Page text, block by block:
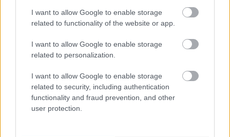
I want to allow Google to enable storage
related to functionality of the website or app.
I want to allow Google to enable storage
related to personalization.
I want to allow Google to enable storage
related to security, including authentication
functionality and fraud prevention, and other
user protection.
Egyetlen, fél évszázados vezetéken
múlt Bicske vízellátása
Épített öröksége megújításával is készül
Mohács a csata ötszázadik
évfordulójára